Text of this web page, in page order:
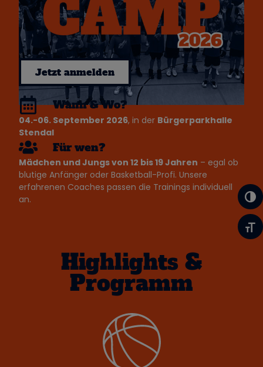
Jetzt anmelden
Wann & Wo?
04.-06. September 2026, in der Bürgerparkhalle
Stendal
Für wen?
Mädchen und Jungs von 12 bis 19 Jahren – egal ob
blutige Anfänger oder Basketball-Profi. Unsere
erfahrenen Coaches passen die Trainings individuell
an.
Highlights &
Programm